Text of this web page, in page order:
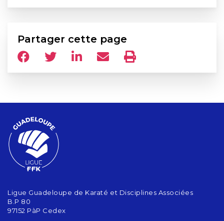
Partager cette page
Ligue Guadeloupe de Karaté et Disciplines Associées
B.P 80
97152 PàP Cedex